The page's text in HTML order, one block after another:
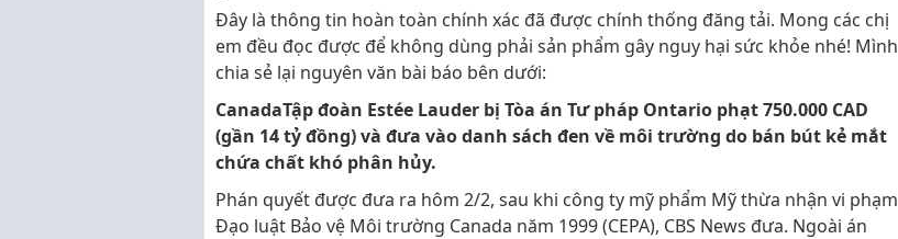
Đây là thông tin hoàn toàn chính xác đã được chính thống đăng tải. Mong các chị
em đều đọc được để không dùng phải sản phẩm gây nguy hại sức khỏe nhé! Mình
chia sẻ lại nguyên văn bài báo bên dưới:
CanadaTập đoàn Estée Lauder bị Tòa án Tư pháp Ontario phạt 750.000 CAD
(gần 14 tỷ đồng) và đưa vào danh sách đen về môi trường do bán bút kẻ mắt
chứa chất khó phân hủy.
Phán quyết được đưa ra hôm 2/2, sau khi công ty mỹ phẩm Mỹ thừa nhận vi phạm
Đạo luật Bảo vệ Môi trường Canada năm 1999 (CEPA), CBS News đưa. Ngoài án